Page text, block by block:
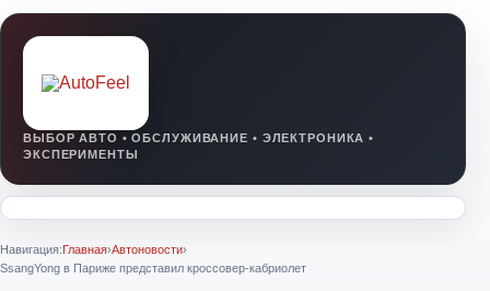
Навигация:Главная›Автоновости›
SsangYong в Париже представил кроссовер-кабриолет